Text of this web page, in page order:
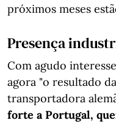
próximos meses
Presença
Com agudo
agora "o resultado
transportadora
forte a Portugal,